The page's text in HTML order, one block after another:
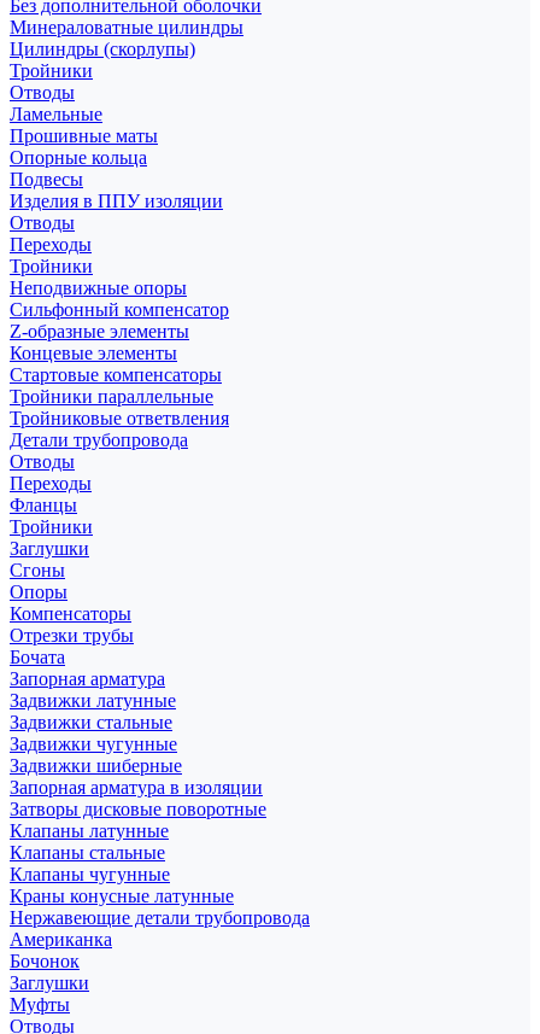
Без дополнительной оболочки
Минераловатные цилиндры
Цилиндры (скорлупы)
Тройники
Отводы
Ламельные
Прошивные маты
Опорные кольца
Подвесы
Изделия в ППУ изоляции
Отводы
Переходы
Тройники
Неподвижные опоры
Cильфонный компенсатор
Z-образные элементы
Концевые элементы
Стартовые компенсаторы
Тройники параллельные
Тройниковые ответвления
Детали трубопровода
Отводы
Переходы
Фланцы
Тройники
Заглушки
Сгоны
Опоры
Компенсаторы
Отрезки трубы
Бочата
Запорная арматура
Задвижки латунные
Задвижки стальные
Задвижки чугунные
Задвижки шиберные
Запорная арматура в изоляции
Затворы дисковые поворотные
Клапаны латунные
Клапаны стальные
Клапаны чугунные
Краны конусные латунные
Нержавеющие детали трубопровода
Американка
Бочонок
Заглушки
Муфты
Отводы